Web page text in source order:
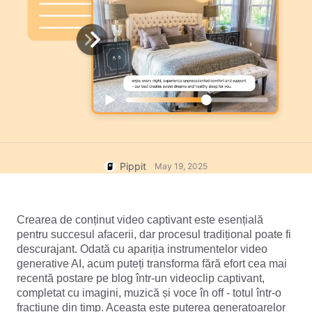
Edit Now
AI Product Images
User Account
Assets Management
Publishing and Analytics
Product Images
One-click Video Solution
Campaign
7 Promotional Poster Ideas
Business Tips
AI-Powered Product Posters
Top 5 Types of Business
AI-Generated Product
Engaging Sales-Boosting
TikTok Video Advertising Guide
How to Cut YouTube Video
Crop Videos for Instagram
Pippit May 19, 2025
Crearea de conținut video captivant este esențială
pentru succesul afacerii, dar procesul tradițional poate fi
descurajant. Odată cu apariția instrumentelor video
generative AI, acum puteți transforma fără efort cea mai
recentă postare pe blog într-un videoclip captivant,
completat cu imagini, muzică și voce în off - totul într-o
fracțiune din timp. Aceasta este puterea generatoarelor